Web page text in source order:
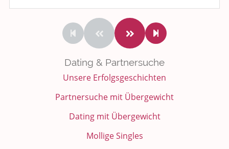
Dating & Partnersuche
Unsere Erfolgsgeschichten
Partnersuche mit Übergewicht
Dating mit Übergewicht
Mollige Singles